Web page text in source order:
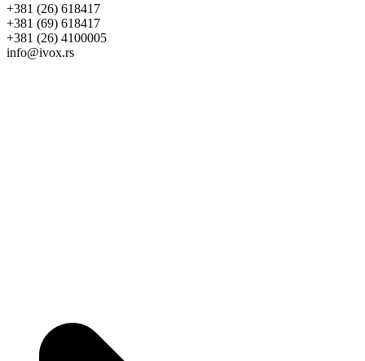
+381 (26) 618417
+381 (69) 618417
+381 (26) 4100005
info@ivox.rs